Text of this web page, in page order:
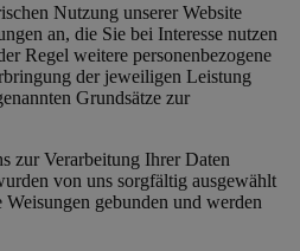
Nutzung unserer Website
an, die Sie bei Interesse nutzen
Regel weitere personenbezogene
der jeweiligen Leistung
Grundsätze zur
zur Verarbeitung Ihrer Daten
von uns sorgfältig ausgewählt
gebunden und werden